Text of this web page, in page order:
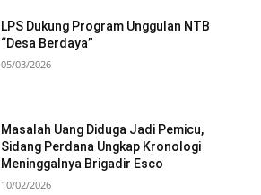
LPS Dukung Program Unggulan NTB
“Desa Berdaya”
05/03/2026
Masalah Uang Diduga Jadi Pemicu,
Sidang Perdana Ungkap Kronologi
Meninggalnya Brigadir Esco
10/02/2026